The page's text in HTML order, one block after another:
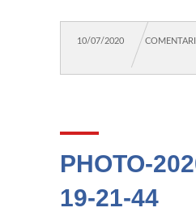
10/07/2020
PHOTO-
19-21-44